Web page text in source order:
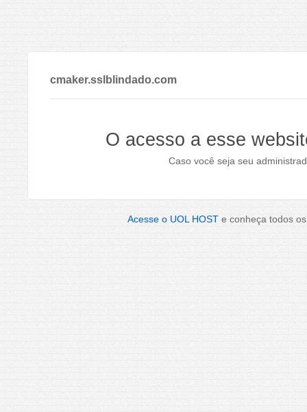
cmaker.sslblindado.com
O acesso a esse
Caso você seja seu
Acesse o UOL HOST e conheça todos